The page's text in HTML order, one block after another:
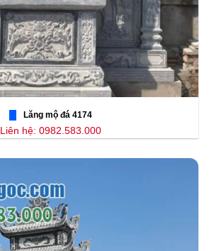
Lăng mộ đá 4174
Liên hệ: 0982.583.000